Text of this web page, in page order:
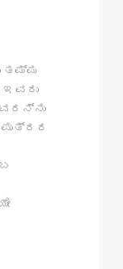
ತಮ್ಮ
ಇವರು